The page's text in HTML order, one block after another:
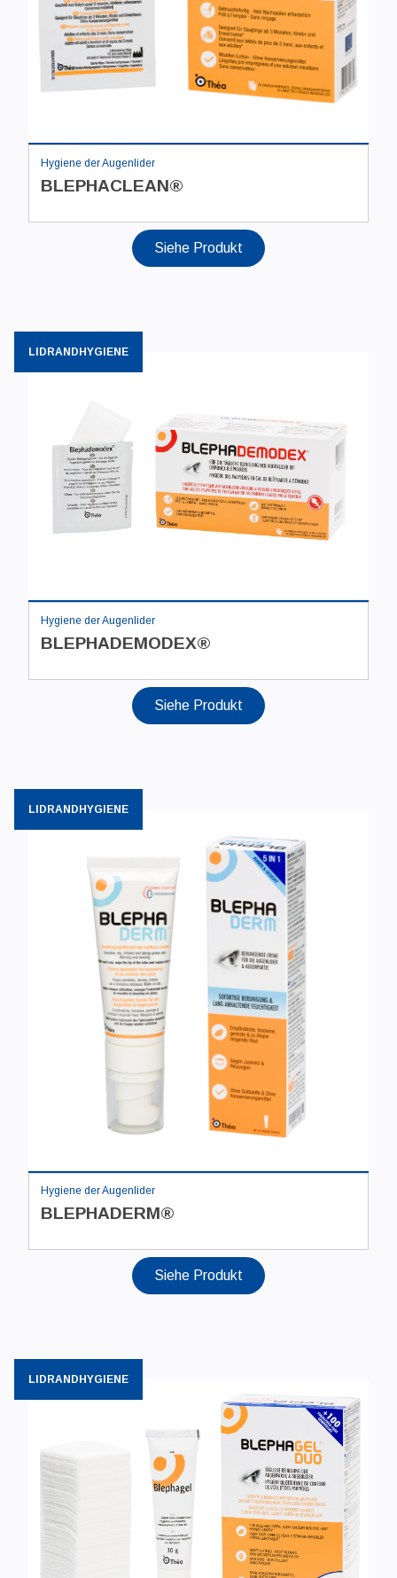
Hygiene der Augenlider
BLEPHACLEAN®
Siehe Produkt
LIDRANDHYGIENE
Hygiene der Augenlider
BLEPHADEMODEX®
Siehe Produkt
LIDRANDHYGIENE
Hygiene der Augenlider
BLEPHADERM®
Siehe Produkt
LIDRANDHYGIENE